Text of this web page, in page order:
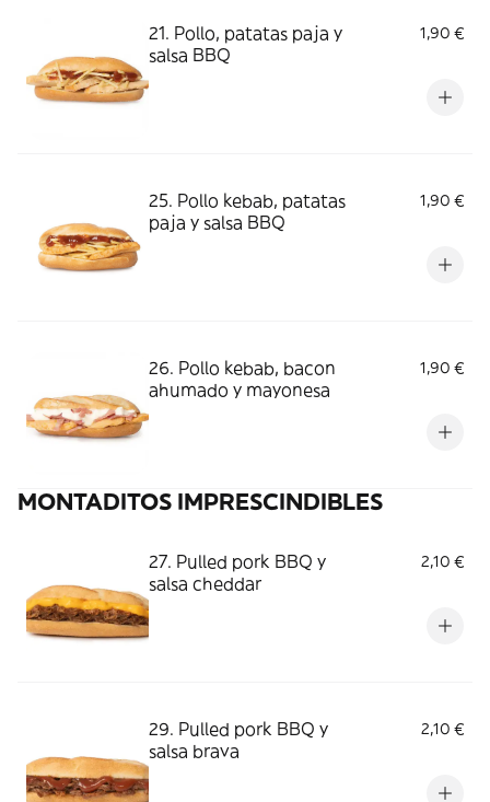
21. Pollo, patatas paja y
salsa BBQ
1,90 €
25. Pollo kebab, patatas
paja y salsa BBQ
1,90 €
26. Pollo kebab, bacon
ahumado y mayonesa
1,90 €
MONTADITOS IMPRESCINDIBLES
27. Pulled pork BBQ y
salsa cheddar
2,10 €
29. Pulled pork BBQ y
salsa brava
2,10 €